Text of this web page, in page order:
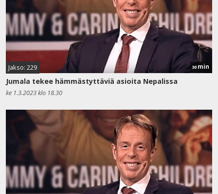
Jakso: 229 30min
Jumala tekee hämmästyttäviä asioita Nepalissa
ke 1.3.2023 klo 18.30